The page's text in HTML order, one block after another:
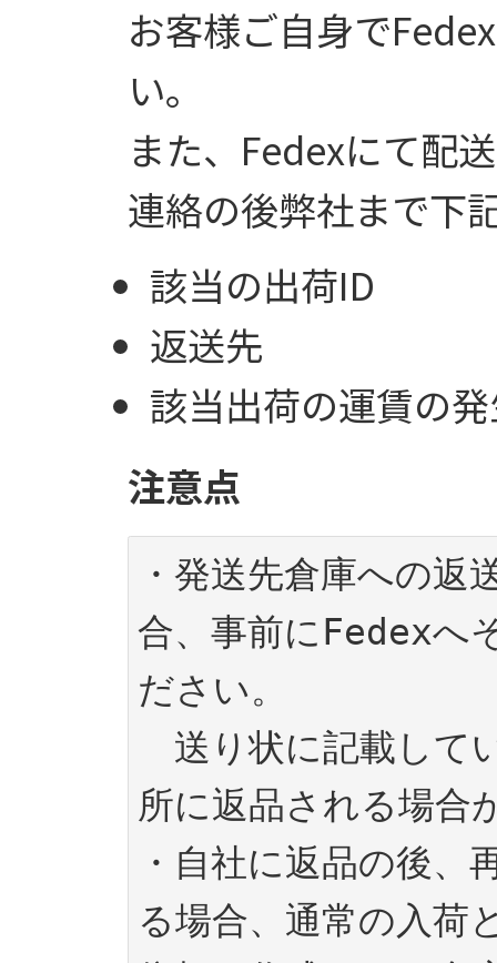
お客様ご自身で
い。
また、Fedexにて配
連絡の後弊社まで下
該当の出荷ID
返送先
該当出荷の運賃の
注意点
・発送先倉庫への返
合、事前にFedexへ
ださい。
送り状に記載して
所に返品される場合
・自社に返品の後、
る場合、通常の入荷